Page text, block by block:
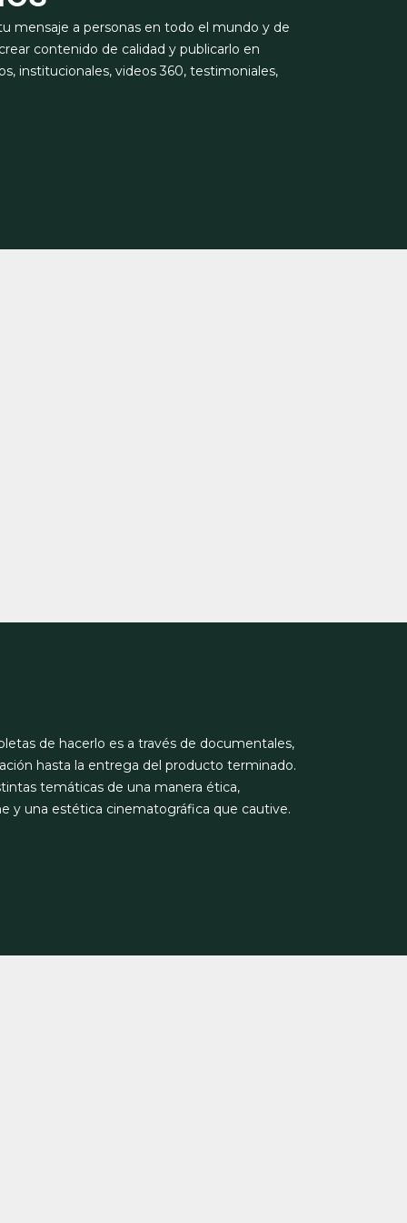
mensaje a personas en todo el mundo y de
contenido de calidad y publicarlo en
institucionales, videos 360, testimoniales,
de hacerlo es a través de documentales,
hasta la entrega del producto terminado.
temáticas de una manera ética,
y una estética cinematográfica que cautive.